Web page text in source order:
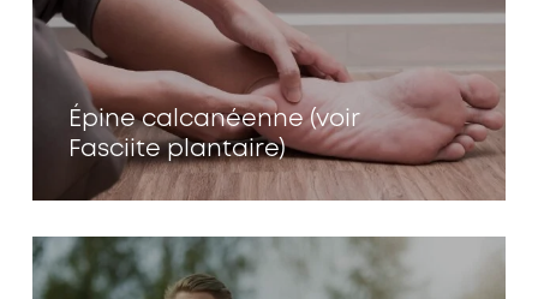
Épine calcanéenne (voir
Fasciite plantaire)